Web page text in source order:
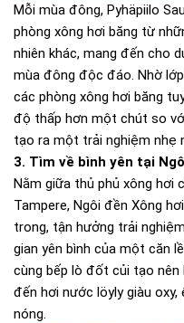
Mỗi mùa đông, Pyhäpiilo
phòng xông hơi băng từ
nhiên khác, mang đến cho
mùa đông độc đáo. Nhờ
các phòng xông hơi băng
độ thấp hơn một chút so
tạo ra một trải nghiệm nhẹ
3. Tìm về bình yên tại
Nằm giữa thủ phủ xông hơi
Tampere, Ngôi đền Xông
trong, tận hưởng trải
gian yên bình của một căn
cùng bếp lò đốt củi tạo nên
đến hơi nước löyly giàu
nóng.